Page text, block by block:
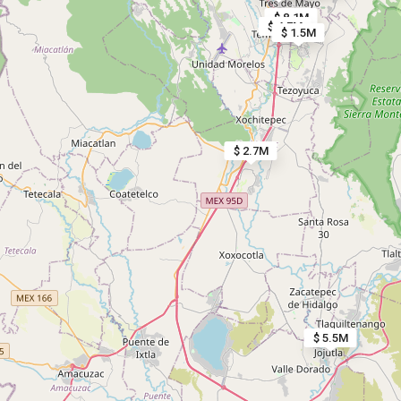
$ 5.5M
$ 4.7M
$ 8.1M
$ 1.5M
$ 2.7M